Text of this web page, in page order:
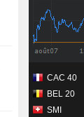
CAC 40
BEL 20
SMI